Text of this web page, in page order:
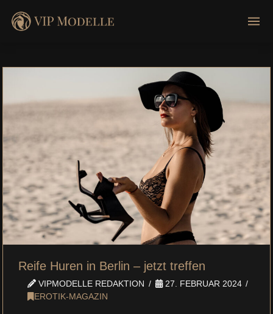
Reife Huren in Berlin – jetzt treffen
VIPMODELLE REDAKTION
27. FEBRUAR 2024
EROTIK-MAGAZIN